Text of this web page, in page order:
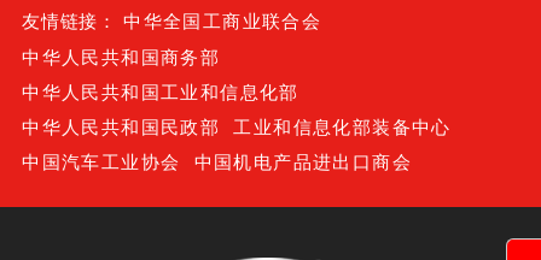
友情链接：
中华全国工商业联合会
中华人民共和国商务部
中华人民共和国工业和信息化部
中华人民共和国民政部
工业和信息化部装备中心
中国汽车工业协会
中国机电产品进出口商会